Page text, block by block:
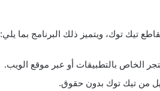
تيك توك، ويتميز ذلك البرنامج بما يلي:
الخاص بالتطبيقات أو عبر موقع الويب.
من تيك توك بدون حقوق.